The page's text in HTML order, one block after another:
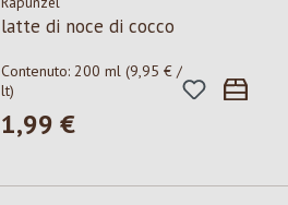
latte di noce di cocco
Contenuto:200 ml(9,95 € /
lt)
Prezzo normale:
1,99 €